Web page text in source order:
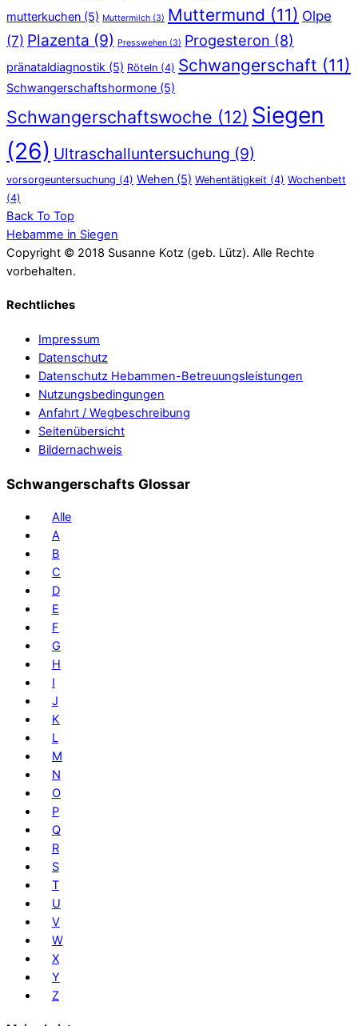
mutterkuchen (5) Muttermilch (3) Muttermund (11) Olpe
(7) Plazenta (9) Presswehen (3) Progesteron (8)
pränataldiagnostik (5) Röteln (4) Schwangerschaft (11)
Schwangerschaftshormone (5)
Schwangerschaftswoche (12) Siegen
(26) Ultraschalluntersuchung (9)
vorsorgeuntersuchung (4) Wehen (5) Wehentätigkeit (4) Wochenbett
(4)
Back To Top
Hebamme in Siegen
Copyright © 2018 Susanne Kotz (geb. Lütz). Alle Rechte
vorbehalten.
Rechtliches
Impressum
Datenschutz
Datenschutz Hebammen-Betreuungsleistungen
Nutzungsbedingungen
Anfahrt / Wegbeschreibung
Seitenübersicht
Bildernachweis
Schwangerschafts Glossar
Alle
A
B
C
D
E
F
G
H
I
J
K
L
M
N
O
P
Q
R
S
T
U
V
W
X
Y
Z